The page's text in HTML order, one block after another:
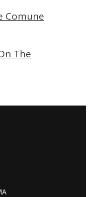
Comune
The